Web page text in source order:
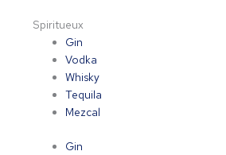
Spiritueux
Gin
Vodka
Whisky
Tequila
Mezcal
Gin